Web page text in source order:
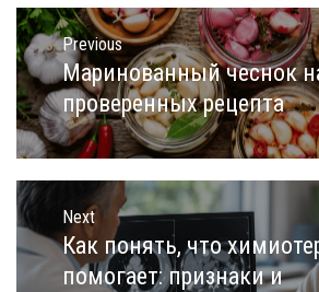
Навигация
по
записям
Previous
Previous
post:
Маринованный чеснок
проверенных рецепта
Next
Next
post:
Как понять, что
помогает: признаки и